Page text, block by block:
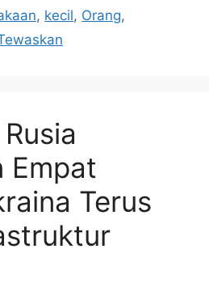
, kecil, Orang,
Empat
Terus